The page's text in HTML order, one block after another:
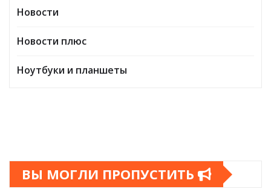
Новости
Новости плюс
Ноутбуки и планшеты
ВЫ МОГЛИ ПРОПУСТИТЬ